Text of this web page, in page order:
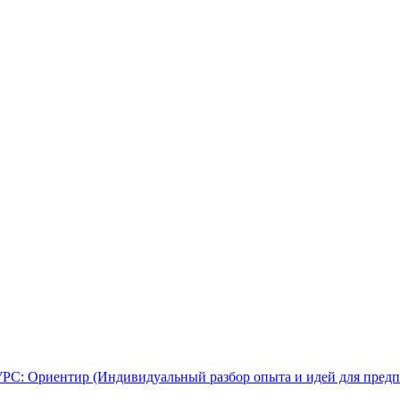
Ориентир (Индивидуальный разбор опыта и идей для